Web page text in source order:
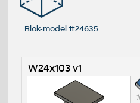
Blok-model #24635
W24x103 v1